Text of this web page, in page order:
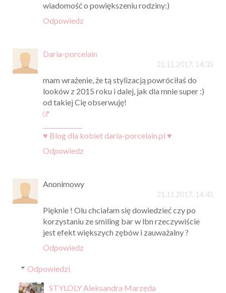
wiadomość o powiększeniu rodziny:)
Odpowiedz
Daria-porcelain
21.11.2017, 14:35
mam wrażenie, że tą stylizacją powróciłaś do
looków z 2015 roku i dalej, jak dla mnie super :)
od takiej Cię obserwuję!
♥ Blog dla kobiet daria-porcelain.pl ♥
Odpowiedz
Anonimowy
21.11.2017, 14:45
Pięknie ! Olu chciałam się dowiedzieć czy po
korzystaniu ze smiling bar w lbn rzeczywiście
jest efekt większych zębów i zauważalny ?
Odpowiedz
Odpowiedzi
STYLOLY Aleksandra Marzęda